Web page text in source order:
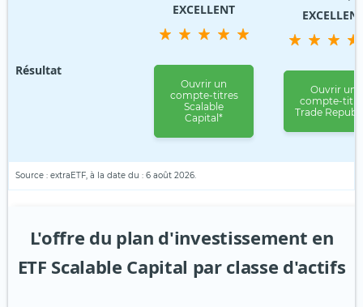
Résultat
EXCELLENT
Ouvrir un
compte-titres
Scalable
Capital*
Ouvrir un
compte-
Trade
Source : extraETF, à la date du : 6 août 2026.
L'offre du plan d'investissement en
ETF Scalable Capital par classe d'actifs